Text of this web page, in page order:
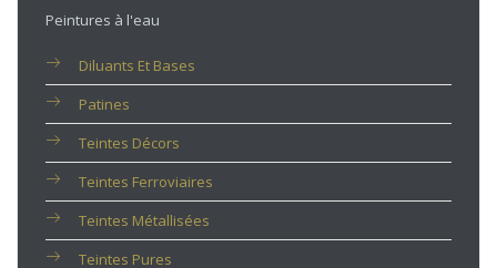
Peintures à l'eau
Diluants Et Bases
Patines
Teintes Décors
Teintes Ferroviaires
Teintes Métallisées
Teintes Pures